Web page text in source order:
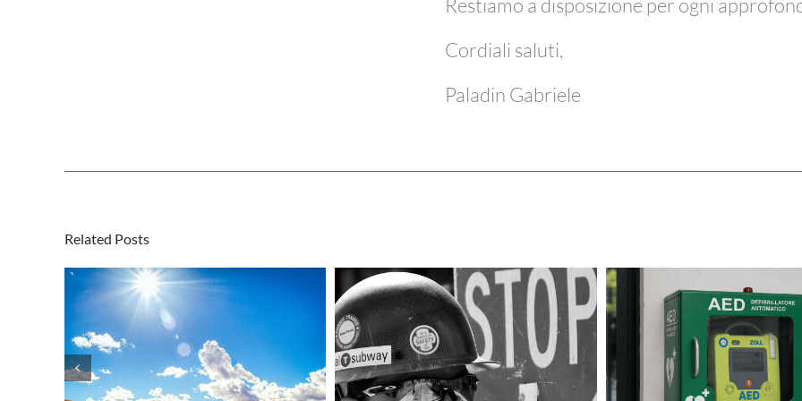
Restiamo a disposizione per ogni
Cordiali saluti,
Paladin Gabriele
Related Posts
Ordinanza della
PalaPodcast ep.12 –